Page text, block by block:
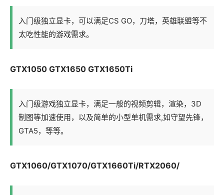
入门级独立显卡，可以满足CS GO，刀塔，英雄联盟等不
太吃性能的游戏需求。
GTX1050 GTX1650 GTX1650Ti
入门级游戏独立显卡，满足一般的视频剪辑，渲染，3D
制图等加速使用，以及简单的小型单机需求,如守望先锋，
GTA5，等等。
GTX1060/GTX1070/GTX1660Ti/RTX2060/